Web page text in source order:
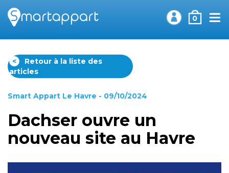
0
<
Retour à la liste des
articles
Smart Appart Le Havre - 09/10/2024
Dachser ouvre un
nouveau site au Havre